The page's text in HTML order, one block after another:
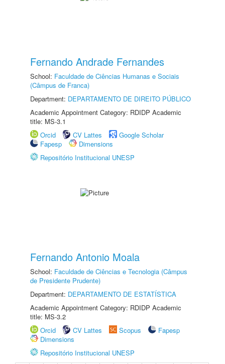
Fernando Andrade Fernandes
School: Faculdade de Ciências Humanas e Sociais
(Câmpus de Franca)
Department: DEPARTAMENTO DE DIREITO PÚBLICO
Academic Appointment Category: RDIDP Academic
title: MS-3.1
Orcid
CV Lattes
Google Scholar
Fapesp
Dimensions
Repositório Institucional UNESP
Fernando Antonio Moala
School: Faculdade de Ciências e Tecnologia (Câmpus
de Presidente Prudente)
Department: DEPARTAMENTO DE ESTATÍSTICA
Academic Appointment Category: RDIDP Academic
title: MS-3.2
Orcid
CV Lattes Scopus
Fapesp
Dimensions
Repositório Institucional UNESP